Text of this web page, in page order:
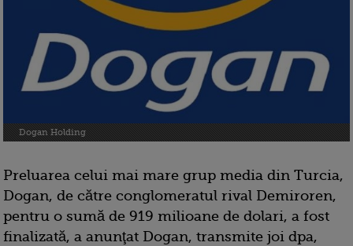
Dogan Holding
Preluarea celui mai mare grup media din Turcia,
Dogan, de către conglomeratul rival Demiroren,
pentru o sumă de 919 milioane de dolari, a fost
finalizată, a anunţat Dogan, transmite joi dpa,